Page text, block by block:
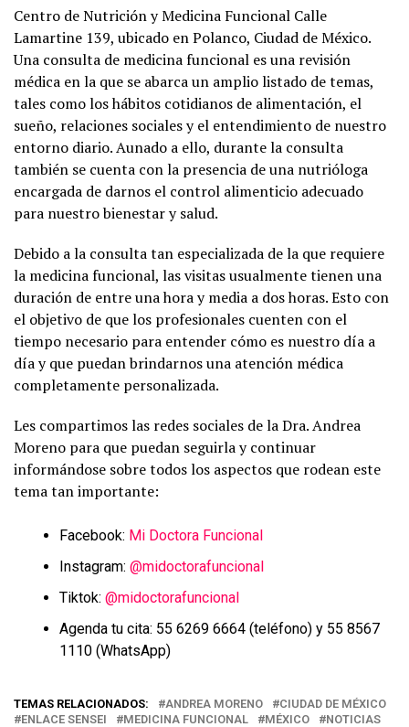
Centro de Nutrición y Medicina Funcional Calle
Lamartine 139, ubicado en Polanco, Ciudad de México.
Una consulta de medicina funcional es una revisión
médica en la que se abarca un amplio listado de temas,
tales como los hábitos cotidianos de alimentación, el
sueño, relaciones sociales y el entendimiento de nuestro
entorno diario. Aunado a ello, durante la consulta
también se cuenta con la presencia de una nutrióloga
encargada de darnos el control alimenticio adecuado
para nuestro bienestar y salud.
Debido a la consulta tan especializada de la que requiere
la medicina funcional, las visitas usualmente tienen una
duración de entre una hora y media a dos horas. Esto con
el objetivo de que los profesionales cuenten con el
tiempo necesario para entender cómo es nuestro día a
día y que puedan brindarnos una atención médica
completamente personalizada.
Les compartimos las redes sociales de la Dra. Andrea
Moreno para que puedan seguirla y continuar
informándose sobre todos los aspectos que rodean este
tema tan importante:
Facebook: Mi Doctora Funcional
Instagram: @midoctorafuncional
Tiktok: @midoctorafuncional
Agenda tu cita: 55 6269 6664 (teléfono) y 55 8567
1110 (WhatsApp)
TEMAS RELACIONADOS: ANDREA MORENO
CIUDAD DE MÉXICO
ENLACE SENSEI
MEDICINA FUNCIONAL MÉXICO
NOTICIAS